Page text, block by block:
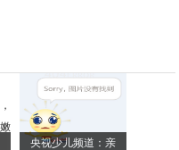
央视少儿频道：亲